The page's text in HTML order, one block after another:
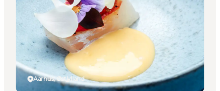
Aarhus, Østjylland